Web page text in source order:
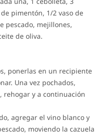
pimentón, 1/2 vaso de
pescado, mejillones,
de oliva.
ponerlas en un recipiente
Una vez pochados,
rehogar y a continuación
agregar el vino blanco y
moviendo la cazuela